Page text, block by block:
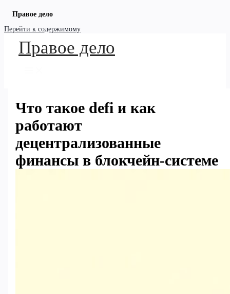
Правое дело
Перейти к содержимому
Правое дело
Что такое defi и как
работают
децентрализованные
финансы в блокчейн-системе